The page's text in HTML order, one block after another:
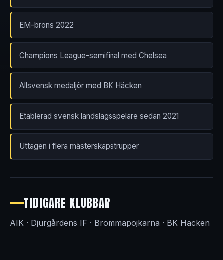
EM-brons 2022
Champions League-semifinal med Chelsea
Allsvensk medaljör med BK Häcken
Etablerad svensk landslagsspelare sedan 2021
Uttagen i flera mästerskapstrupper
TIDIGARE KLUBBAR
AIK · Djurgårdens IF · Brommapojkarna · BK Häcken